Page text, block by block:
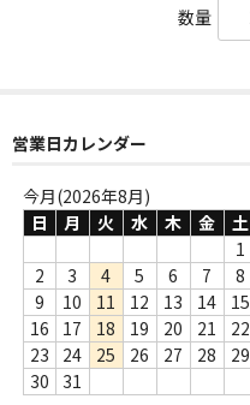
お支払い方法
返品
コンディション
Privacy Policy
数量
営業日カレンダー
今月(2026年8月)
日
月 火 水 木 金
土
1
2
3 4 5 6 7
8
9
10 11 12 13 14
15
16
17 18 19 20 21
22
23
24 25 26 27 28
29
30
31